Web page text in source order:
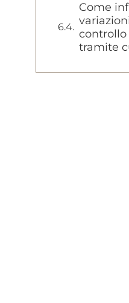
Come
controllo
tramite